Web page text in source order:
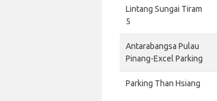
Lintang Sungai Tiram
5
Antarabangsa Pulau
Pinang-Excel Parking
Parking Than Hsiang